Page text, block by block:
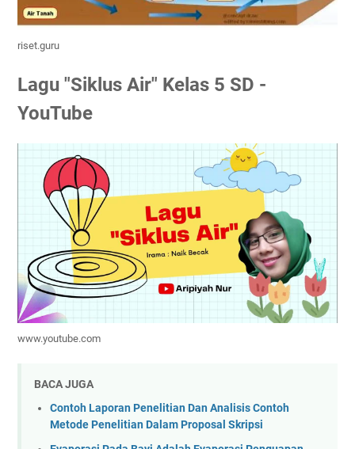
riset.guru
Lagu "Siklus Air" Kelas 5 SD -
YouTube
www.youtube.com
BACA JUGA
Contoh Laporan Penelitian Dan Analisis Contoh
Metode Penelitian Dalam Proposal Skripsi